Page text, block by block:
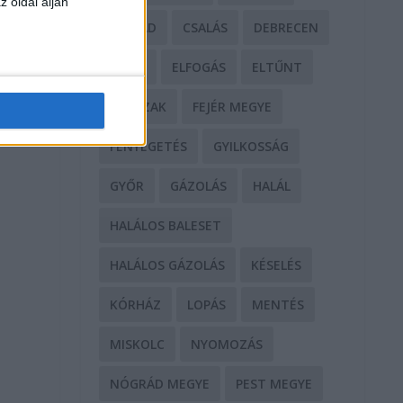
CSALÁD CSALÁS DEBRECEN
ELFOGÁS ELTŰNT
ERŐSZAK FEJÉR MEGYE
FENYEGETÉS GYILKOSSÁG
GYŐR GÁZOLÁS HALÁL
HALÁLOS BALESET
HALÁLOS GÁZOLÁS KÉSELÉS
KÓRHÁZ LOPÁS MENTÉS
MISKOLC NYOMOZÁS
NÓGRÁD MEGYE PEST MEGYE